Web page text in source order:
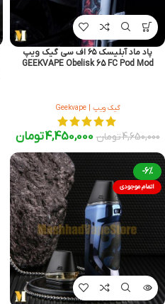
پاد ماد آبلیسک ۶۵ اف سی گیک ویپ
GEEKVAPE Obelisk 65 FC Pod Mod
گیک ویپ | Geekvape
4,650,000تومان 4,450,000تومان
-6%
اتمام موجودی